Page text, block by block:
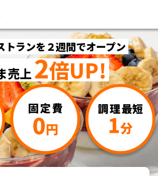
トランを ２週間でオープン
売上2倍UP!